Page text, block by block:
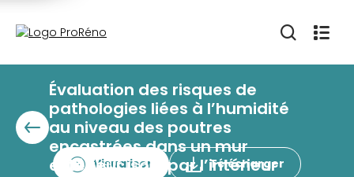
Évaluation des risques de
pathologies liées à l’humidité
au niveau des poutres
encastrées dans un mur
extérieur isolé par l’intérieur
Visualiser Télécharger